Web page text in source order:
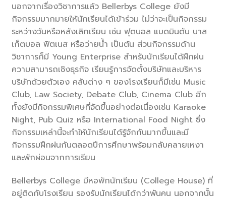
นอกจากเรื่องวิชาการแล้ว Bellerbys College ยังมี
กิจกรรมมากมายให้นักเรียนได้เข้าร่วม ไม่ว่าจะเป็นกิจกรรม
ระหว่างวันหรือหลังเลิกเรียน เช่น ฟุตบอล แบดมินตัน บาส
เก็ตบอล ฟิตเนส หรือว่ายน้ำ เป็นต้น ส่วนกิจกรรมด้าน
วิชาการก็มี Young Enterprise สำหรับนักเรียนได้ฝึกฝน
ความสามารถเชิงธุรกิจ เรียนรู้การจัดตั้งบริษัทและบริหาร
บริษัทด้วยตัวเอง คลับต่าง ๆ ของโรงเรียนก็มีเช่น Music
Club, Law Society, Debate Club, Cinema Club อีก
ทั้งยังมีกิจกรรมพิเศษที่จัดขึ้นอย่างต่อเนื่องเช่น Karaoke
Night, Pub Quiz หรือ International Food Night ซึ่ง
กิจกรรมเหล่านี้จะทำให้นักเรียนได้รู้จักกันมากขึ้นและมี
กิจกรรมฝึกฝนกันตลอดปีการศึกษาพร้อมกลับคลายเหงา
และพักผ่อนจากการเรียน
Bellerbys College มีหอพักนักเรียน (College House) ที่
อยู่ติดกับโรงเรียน รองรับนักเรียนได้กว่าพันคน นอกจากนั้น